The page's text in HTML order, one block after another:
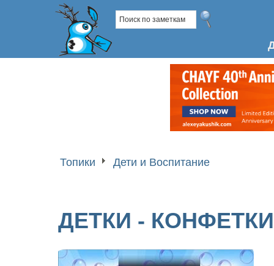
Топики Дети и Воспитание
ДЕТКИ - КОНФЕТКИ